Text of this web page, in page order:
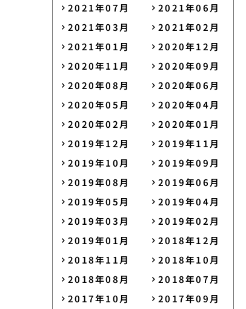
2021年07月
2021年06月
2021年03月
2021年02月
2021年01月
2020年12月
2020年11月
2020年09月
2020年08月
2020年06月
2020年05月
2020年04月
2020年02月
2020年01月
2019年12月
2019年11月
2019年10月
2019年09月
2019年08月
2019年06月
2019年05月
2019年04月
2019年03月
2019年02月
2019年01月
2018年12月
2018年11月
2018年10月
2018年08月
2018年07月
2017年10月
2017年09月